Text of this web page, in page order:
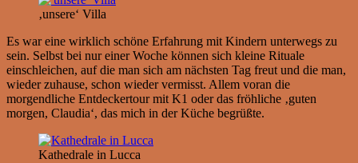
‚unsere‘ Villa
Es war eine wirklich schöne Erfahrung mit Kindern unterwegs zu
sein. Selbst bei nur einer Woche können sich kleine Rituale
einschleichen, auf die man sich am nächsten Tag freut und die man,
wieder zuhause, schon wieder vermisst. Allem voran die
morgendliche Entdeckertour mit K1 oder das fröhliche ‚guten
morgen, Claudia‘, das mich in der Küche begrüßte.
Kathedrale in Lucca